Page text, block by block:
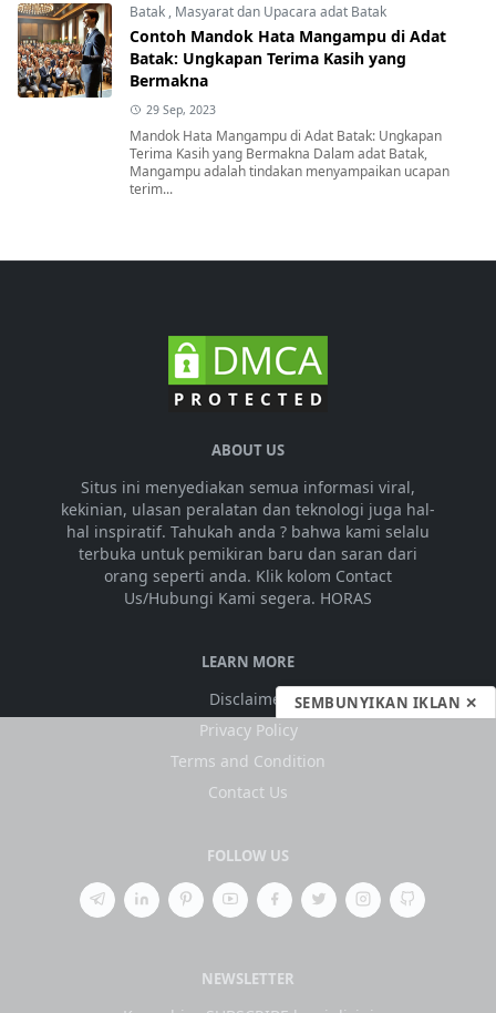
Batak , Masyarat dan Upacara adat Batak
Contoh Mandok Hata Mangampu di Adat
Batak: Ungkapan Terima Kasih yang
Bermakna
29 Sep, 2023
Mandok Hata Mangampu di Adat Batak: Ungkapan
Terima Kasih yang Bermakna Dalam adat Batak,
Mangampu adalah tindakan menyampaikan ucapan
terim...
ABOUT US
Situs ini menyediakan semua informasi viral,
kekinian, ulasan peralatan dan teknologi juga hal-
hal inspiratif. Tahukah anda ? bahwa kami selalu
terbuka untuk pemikiran baru dan saran dari
orang seperti anda. Klik kolom Contact
Us/Hubungi Kami segera. HORAS
LEARN MORE
Disclaimer
Privacy Policy
Terms and Condition
Contact Us
FOLLOW US
NEWSLETTER
SEMBUNYIKAN IKLAN ✕